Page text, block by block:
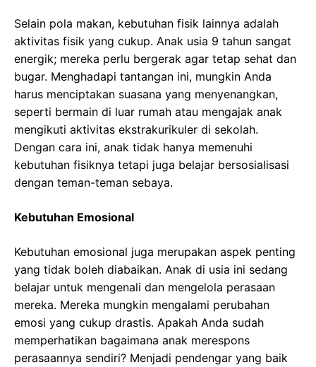
Selain pola makan, kebutuhan fisik lainnya adalah
aktivitas fisik yang cukup. Anak usia 9 tahun sangat
energik; mereka perlu bergerak agar tetap sehat dan
bugar. Menghadapi tantangan ini, mungkin Anda
harus menciptakan suasana yang menyenangkan,
seperti bermain di luar rumah atau mengajak anak
mengikuti aktivitas ekstrakurikuler di sekolah.
Dengan cara ini, anak tidak hanya memenuhi
kebutuhan fisiknya tetapi juga belajar bersosialisasi
dengan teman-teman sebaya.
Kebutuhan Emosional
Kebutuhan emosional juga merupakan aspek penting
yang tidak boleh diabaikan. Anak di usia ini sedang
belajar untuk mengenali dan mengelola perasaan
mereka. Mereka mungkin mengalami perubahan
emosi yang cukup drastis. Apakah Anda sudah
memperhatikan bagaimana anak merespons
perasaannya sendiri? Menjadi pendengar yang baik